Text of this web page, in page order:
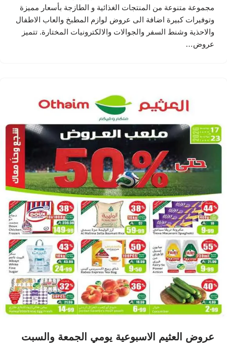
مجموعة متنوعة من المنتجات الغذائية و الطازجة بأسعار مميزة
وتوفيرات كبيرة اضافة الى عروض لوازم المطبخ والعاب الاطفال
والاحذية وشنط السفر والجوالات والالكترونيات المختارة. تتميز
عروض…
عروض العثيم الاسبوعية يومي الجمعة والسبت